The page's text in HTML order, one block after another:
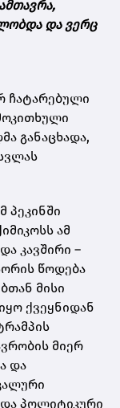
და ვერც
ჩატარებული
განაცხადა,
პეკინში
ამ
კავშირი –
წოდება
მისი
ქვეყნიდან
მიერ
და
პოლიტიკური